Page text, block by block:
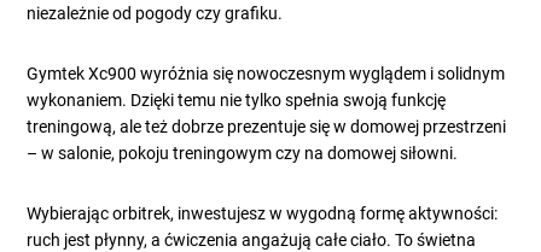
niezależnie od pogody czy grafiku.
Gymtek Xc900 wyróżnia się nowoczesnym wyglądem i solidnym
wykonaniem. Dzięki temu nie tylko spełnia swoją funkcję
treningową, ale też dobrze prezentuje się w domowej przestrzeni
– w salonie, pokoju treningowym czy na domowej siłowni.
Wybierając orbitrek, inwestujesz w wygodną formę aktywności:
ruch jest płynny, a ćwiczenia angażują całe ciało. To świetna